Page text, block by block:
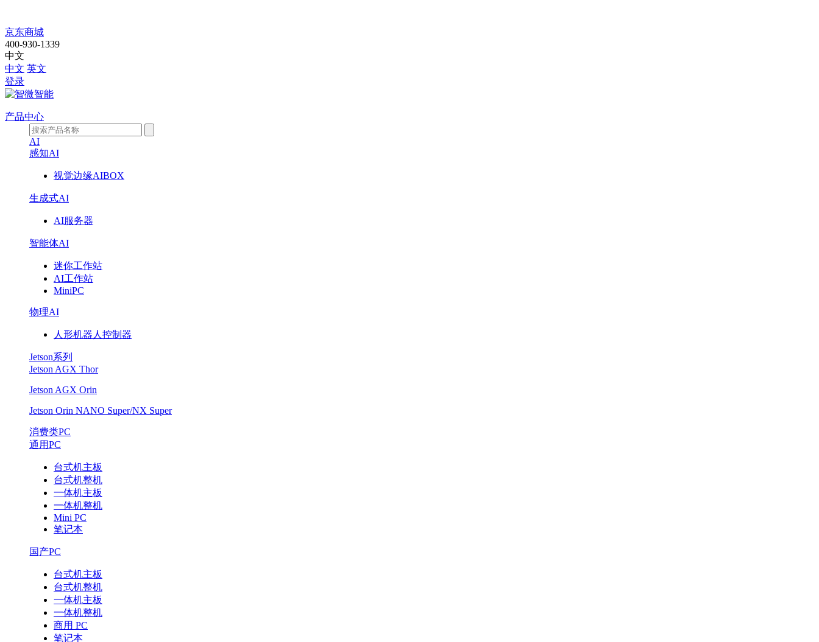
智
擎
EII-
5701
京东商城
400-930-1339
中文
中文 英文
登录
产品中心
AI
感知AI
视觉边缘AIBOX
生成式AI
AI服务器
智能体AI
迷你工作站
AI工作站
MiniPC
物理AI
人形机器人控制器
Jetson系列
Jetson AGX Thor
Jetson AGX Orin
Jetson Orin NANO Super/NX Super
消费类PC
通用PC
台式机主板
台式机整机
一体机主板
一体机整机
Mini PC
笔记本
国产PC
台式机主板
台式机整机
一体机主板
一体机整机
商用 PC
笔记本